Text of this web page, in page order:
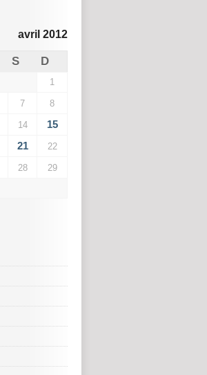
avril 2012
S D
1
7 8
14
15
21 22
28
29